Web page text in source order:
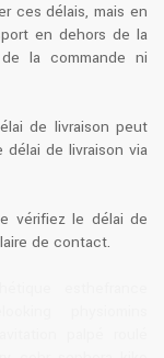
ces délais, mais en
en dehors de la
la commande ni
de livraison peut
de livraison via
vérifiez le délai de
de contact.